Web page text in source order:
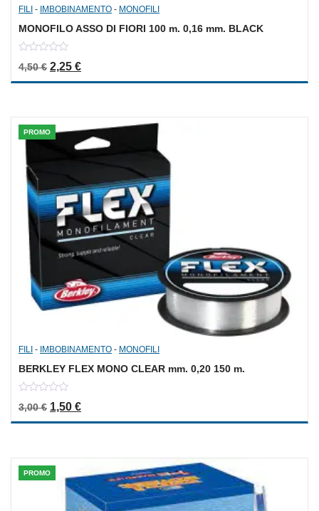
FILI - IMBOBINAMENTO - MONOFILI
MONOFILO ASSO DI FIORI 100 m. 0,16 mm. BLACK
out
4,50€ Il prezzo originale era: 4,50 €.
2,25 €Il prezzo attuale è: 2,25 €.
PROMO
FILI - IMBOBINAMENTO - MONOFILI
BERKLEY FLEX MONO CLEAR mm. 0,20 150 m.
out
of
3,00€ Il prezzo originale era: 3,00 €.
1,50 €Il prezzo attuale è: 1,50 €.
PROMO